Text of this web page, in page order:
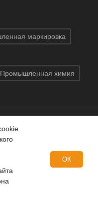
маркировка
Промышленная химия
«Индатэк»
с сайта запрещено.
офертой, определяемой
(2) ГК РФ.
ОК